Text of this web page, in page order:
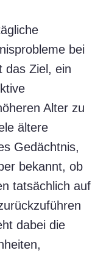
bei
das Ziel, ein
Alter zu
ältere
Gedächtnis,
bekannt, ob
tatsächlich auf
dabei die